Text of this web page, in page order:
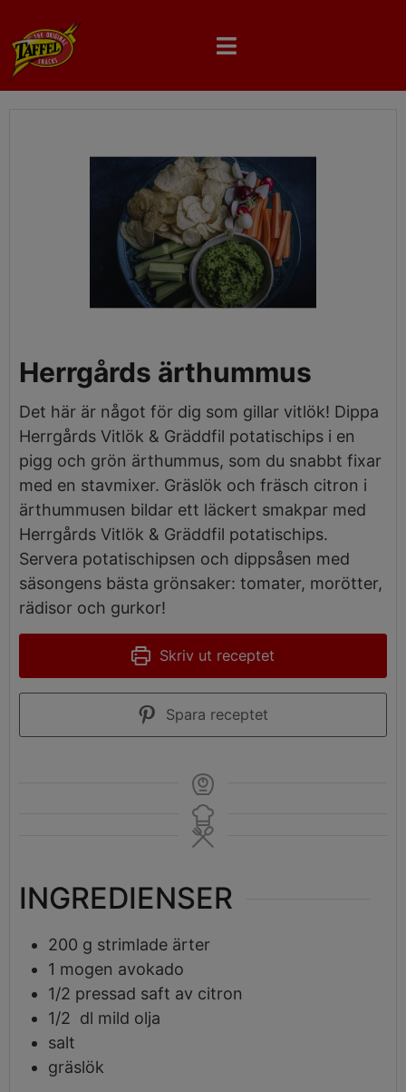
to
content
Herrgårds ärthummus
Det här är något för dig som gillar vitlök! Dippa
Herrgårds Vitlök & Gräddfil potatischips i en
pigg och grön ärthummus, som du snabbt fixar
med en stavmixer. Gräslök och fräsch citron i
ärthummusen bildar ett läckert smakpar med
Herrgårds Vitlök & Gräddfil potatischips.
Servera potatischipsen och dippsåsen med
säsongens bästa grönsaker: tomater, morötter,
rädisor och gurkor!
Skriv ut receptet
Spara receptet
INGREDIENSER
200 g strimlade ärter
1 mogen avokado
1/2 pressad saft av citron
1/2 dl mild olja
salt
gräslök